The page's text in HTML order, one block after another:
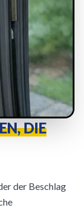
DIE W
der Beschlag